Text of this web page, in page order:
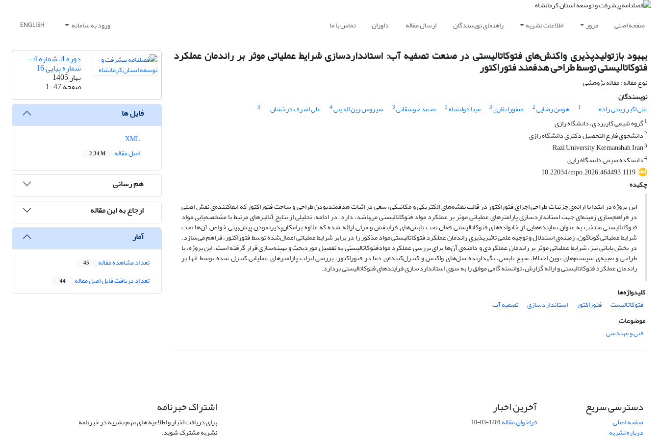
صفحه اصلی مرور اطلاعات نشریه راهنمای نویسندگان ارسال مقاله داوران تماس با ما ورود به سامانه ENGLISH
بهبود بازتولیدپذیری واکنش‌های فتوکاتالیستی در صنعت تصفیه آب: استانداردسازی شرایط عملیاتی موثر بر راندمان عملکرد
فتوکاتالیستی توسط طراحی هدفمند فتوراکتور
نوع مقاله : مقاله پژوهشی
نویسندگان
علی اکبر زینتی زاده
1 هومن رضایی2 صفورا نظری3 مینا دولتشاه3 محمد جوشقانی3 سیروس زین الدینی4 علی اشرف درخشان
3
1گروه شیمی کاربردی، دانشگاه رازی
2دانشجوی فارغ التحصیل دکتری دانشگاه رازی
3
4دانشکده شیمی دانشگاه رازی
10.22034/mpo.2026.464493.1119
چکیده
این پروژه در ابتدا با ارائه‌ی جزئیات طراحی اجزای فتوراکتور در قالب نقشه‌های الکتریکی و مکانیکی، سعی در اثبات هدفمندبودن طراحی و ساخت فتوراکتور که ایفاکننده‌ی نقش اصلی
در فراهم‌سازی زمینه‌ای جهت استانداردسازی پارامترهای عملیاتی موثر بر عملکرد مواد فتوکاتالیستی می‌باشد، دارد. در ادامه‌، تحلیلی از نتایج آنالیزهای مرتبط با مشخصه‌یابی مواد
فتوکاتالیستی منتخب به عنوان نماینده‌هایی از خانواده‌های فتوکاتالیستی فعال تحت تابش‌های فرابنفش و مرئی ارائه شده که علاوه برامکان‌پذیرنمودن پیش‌بینی خواص آن‌ها تحت
شرایط عملیاتی گوناگون، زمینه‌ی استدلال و توجیه علمی تاثیرپذیری راندمان عملکرد فتوکاتالیستی مواد مذکور را در برابر شرایط عملیاتی اعمال‌شده توسط فتوراکتور، فراهم ‌می‌سازد.
در بخش پایانی نیز، شرایط عملیاتی موثر بر راندمان عملکردی و دامنه‌ی آن‌ها برای بررسی عملکرد موادفتوکاتالیستی به تفصیل موردبحث و بهینه‌سازی قرار گرفته است. این پروژه، با
طراحی و تعبیه‌ی سیستم‌های نوین اختلاط، منبع تابشی، نگهدارنده سل‌های واکنش و کنترل‌کننده‌ی دما در فتوراکتور، بررسی اثرات پارامترهای عملیاتی کنترل ‌شده توسط آنها بر
راندمان عملکرد فتوکاتالیستی و ارائه گزارش، توانسته‌ گامی موفق را به سوی استانداردسازی فرایندهای فتوکاتالیستی بردارد.
کلیدواژه‌ها
فتوکاتالیست
فتوراکتور استانداردسازی
تصفیه آب
موضوعات
فنی و مهندسی
دوره 4، شماره 4 -
شماره پیاپی 16
بهار 1405
صفحه1-47
فایل ها
اصل مقاله
2.34 M
هم رسانی
ارجاع به این مقاله
آمار
تعداد مشاهده مقاله 45
تعداد دریافت فایل اصل مقاله 44
دسترسی سریع
صفحه اصلی
درباره نشریه
آخرین اخبار
فراخوان مقاله1401-03-10
اشتراک خبرنامه
برای دریافت اخبار و اطلاعیه های مهم نشریه در خبرنامه
نشریه مشترک شوید.